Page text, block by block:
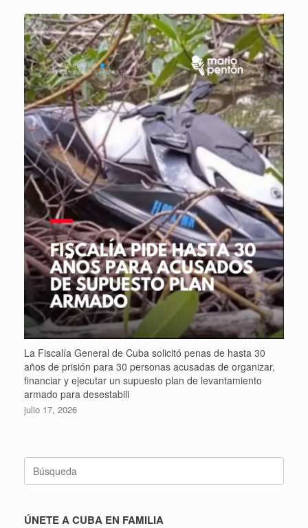
La Fiscalía General de Cuba solicitó penas de hasta 30
años de prisión para 30 personas acusadas de organizar,
financiar y ejecutar un supuesto plan de levantamiento
armado para desestabili
julio 17, 2026
Buscar:
ÚNETE A CUBA EN FAMILIA